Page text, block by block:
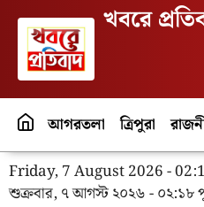
খবরে
আগরতলা ত্রিপুরা
Friday, 7 August 2026 -
শুক্রবার, ৭ আগস্ট ২০২৬ - ০২:১৮